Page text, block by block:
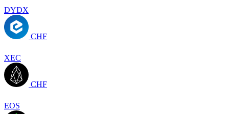
DYDX
CHF
XEC
CHF
EOS